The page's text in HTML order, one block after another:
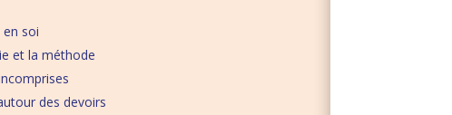
soi
et la méthode
des devoirs